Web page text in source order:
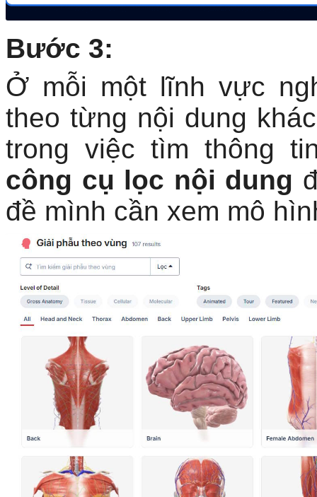
Bước 3:
Ở mỗi một lĩnh vực
theo từng nội dung
trong việc tìm thông
công cụ lọc nội dung
đề mình cần xem mô